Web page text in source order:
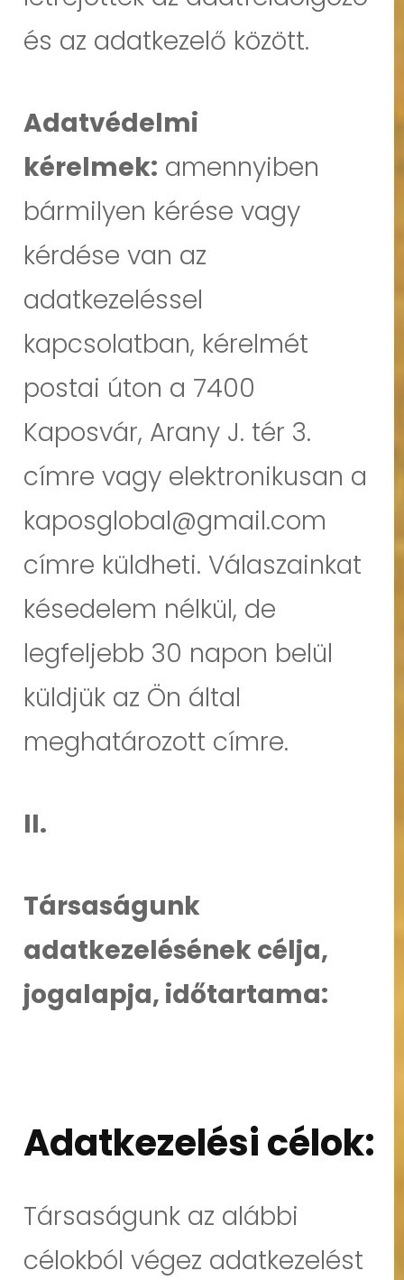
és az adatkezelő között.
Adatvédelmi
kérelmek: amennyiben
bármilyen kérése vagy
kérdése van az
adatkezeléssel
kapcsolatban, kérelmét
postai úton a 7400
Kaposvár, Arany J. tér 3.
címre vagy elektronikusan a
kaposglobal@gmail.com
címre küldheti. Válaszainkat
késedelem nélkül, de
legfeljebb 30 napon belül
küldjük az Ön által
meghatározott címre.
II.
Társaságunk
adatkezelésének célja,
jogalapja, időtartama:
Adatkezelési célok:
Társaságunk az alábbi
célokból végez adatkezelést